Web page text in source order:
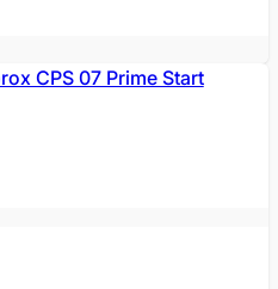
CPS 07 Prime Start